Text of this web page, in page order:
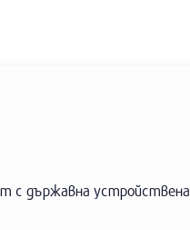
с държавна устройствена